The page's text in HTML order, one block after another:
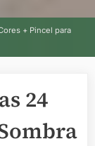
+ Pincel para
24